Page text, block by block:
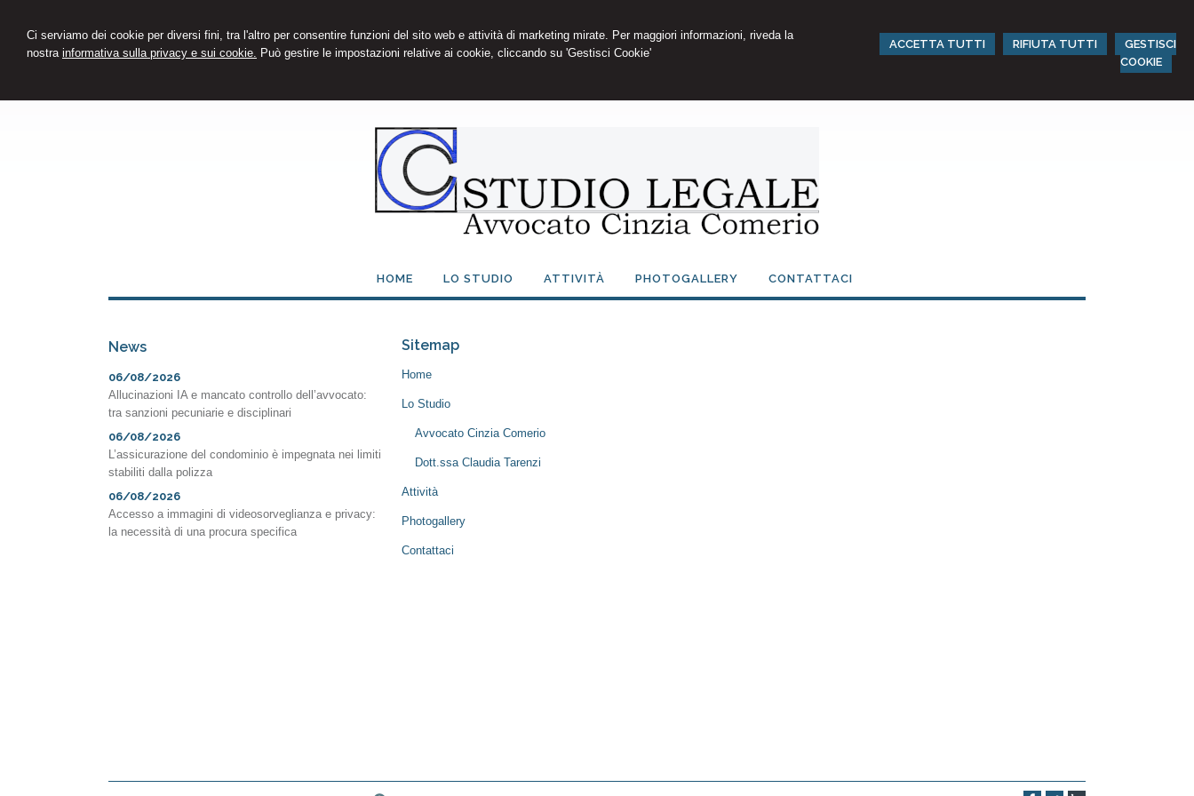
Ci serviamo dei cookie per diversi fini, tra l'altro per consentire funzioni del sito web e attività di marketing mirate. Per maggiori informazioni, riveda la
nostra informativa sulla privacy e sui cookie. Può gestire le impostazioni relative ai cookie, cliccando su 'Gestisci Cookie'
ACCETTA TUTTI RIFIUTA TUTTI
GESTISCI
COOKIE
HOME LO STUDIO ATTIVITÀ PHOTOGALLERY CONTATTACI
Sitemap
Home
Lo Studio
Avvocato Cinzia Comerio
Dott.ssa Claudia Tarenzi
Attività
Photogallery
Contattaci
News
06/08/2026
Allucinazioni IA e mancato controllo dell’avvocato:
tra sanzioni pecuniarie e disciplinari
06/08/2026
L’assicurazione del condominio è impegnata nei limiti
stabiliti dalla polizza
06/08/2026
Accesso a immagini di videosorveglianza e privacy:
la necessità di una procura specifica